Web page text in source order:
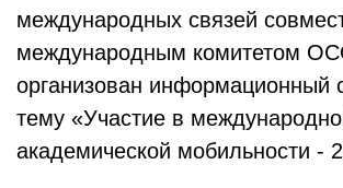
международных связей
международным комитетом
организован информационный
тему «Участие в
академической мобильности -